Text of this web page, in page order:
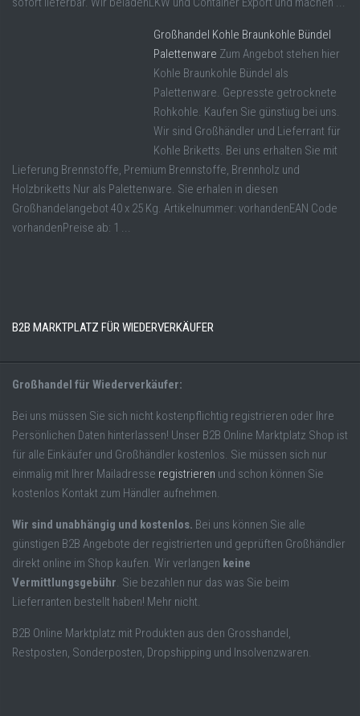
Großhandel Kohle Braunkohle Bündel
Palettenware Zum Angebot stehen hier
Kohle Braunkohle Bündel als
Palettenware. Gepresste getrocknete
Rohkohle. Kaufen Sie günstiug bei uns.
Wir sind Großhändler und Lieferrant für
Kohle Briketts. Bei uns erhalten Sie mit
Lieferung Brennstoffe, Premium Brennstoffe, Brennholz und
Holzbriketts Nur als Palettenware. Sie erhalen in diesen
Großhandelangebot 40 x 25 Kg. Artikelnummer: vorhandenEAN Code
vorhandenPreise ab: 1 ...
B2B MARKTPLATZ FÜR WIEDERVERKÄUFER
Großhandel für Wiederverkäufer:
Bei uns müssen Sie sich nicht kostenpflichtig registrieren oder Ihre
Persönlichen Daten hinterlassen! Unser B2B Online Marktplatz Shop ist
für alle Einkäufer und Großhändler kostenlos. Sie müssen sich nur
einmalig mit Ihrer Mailadresse registrieren und schon können Sie
kostenlos Kontakt zum Händler aufnehmen.
Wir sind unabhängig und kostenlos. Bei uns können Sie alle
günstigen B2B Angebote der registrierten und geprüften Großhändler
direkt online im Shop kaufen. Wir verlangen keine
Vermittlungsgebühr. Sie bezahlen nur das was Sie beim
Lieferranten bestellt haben! Mehr nicht.
B2B Online Marktplatz mit Produkten aus den Grosshandel,
Restposten, Sonderposten, Dropshipping und Insolvenzwaren.